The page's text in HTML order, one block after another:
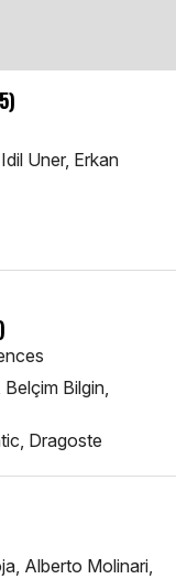
Uner, Erkan
Bilgin,
Dragoste
Alberto Molinari,